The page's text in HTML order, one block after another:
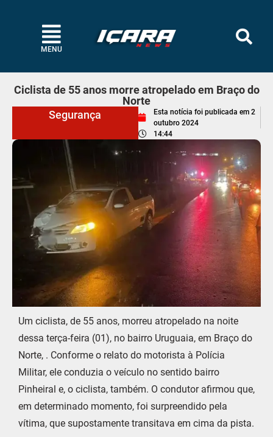
MENU
Ciclista de 55 anos morre atropelado em Braço do
Norte
Segurança
Esta notícia foi publicada em 2
outubro 2024
14:44
Um ciclista, de 55 anos, morreu atropelado na noite
dessa terça-feira (01), no bairro Uruguaia, em Braço do
Norte, . Conforme o relato do motorista à Polícia
Militar, ele conduzia o veículo no sentido bairro
Pinheiral e, o ciclista, também. O condutor afirmou que,
em determinado momento, foi surpreendido pela
vítima, que supostamente transitava em cima da pista.